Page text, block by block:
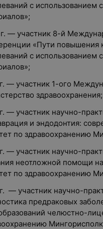
с использованием
— участник 8-й
«Пути повышения
с использованием
— участник 1-ого
здравоохранения;
— участник научно-
и эндодонтия:
по здравоохранению
— участник научно-
неотложной помощи
по здравоохранению
— участник научно-
предраковых
челюстно-